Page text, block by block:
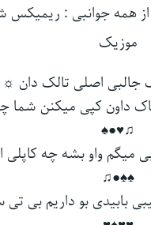
ﻫﻤﻪ ﺟﻮاﻧﺒﻰ :
موزیک
داون ﻛﭙﻰ ﻣﻴﻜﻨﻦ ﺷﻤﺎ
♫♥●♠
واو ﺑﺸﻪ ﭼﻪ ﻛﺎﭘﻠﻰ
♠♠●♫
ﺑﺎﺑﻴﺪی ﺑﻮ دارﻳﻢ ﺑﻰ